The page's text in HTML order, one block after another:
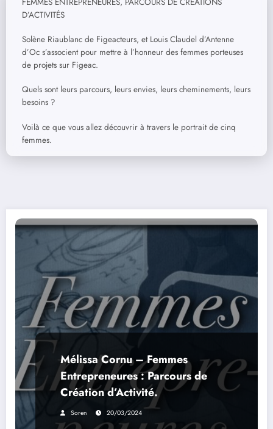
D’ACTIVITÉS
Solène Riaublanc de Figeacteurs, et Louis Claudel d’Antenne
d’Oc s’associent pour mettre à l’honneur des femmes porteuses
de projets sur Figeac.
Quels sont leurs parcours, leurs envies, leurs cheminements, leurs
besoins ?
Voilà ce que vous allez découvrir à travers le portrait de cinq
femmes.
Mélissa Cornu – Femmes
Entrepreneures : Parcours de
Création d’Activité.
Soren 20/03/2024